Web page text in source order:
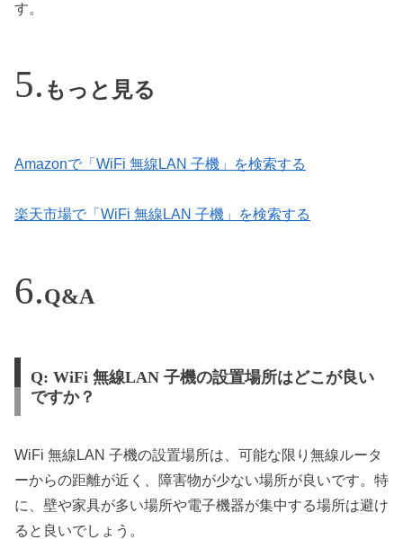
す。
もっと見る
Amazonで「WiFi 無線LAN 子機」を検索する
楽天市場で「WiFi 無線LAN 子機」を検索する
Q&A
Q: WiFi 無線LAN 子機の設置場所はどこが良い
ですか？
WiFi 無線LAN 子機の設置場所は、可能な限り無線ルータ
ーからの距離が近く、障害物が少ない場所が良いです。特
に、壁や家具が多い場所や電子機器が集中する場所は避け
ると良いでしょう。